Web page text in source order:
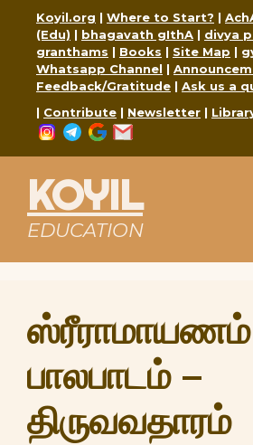
content
Koyil.org | Where to Start? |
(Edu) | bhagavath gIthA | divya
granthams | Books | Site Map |
Whatsapp Channel |
Feedback/Gratitude | Ask us a
| Contribute | Newsletter |
Instagram
Telegram
Google
KOYIL
EDUCATION
ஸ்ரீராமாயணம்
பாலபாடம் –
திருவவதாரம்